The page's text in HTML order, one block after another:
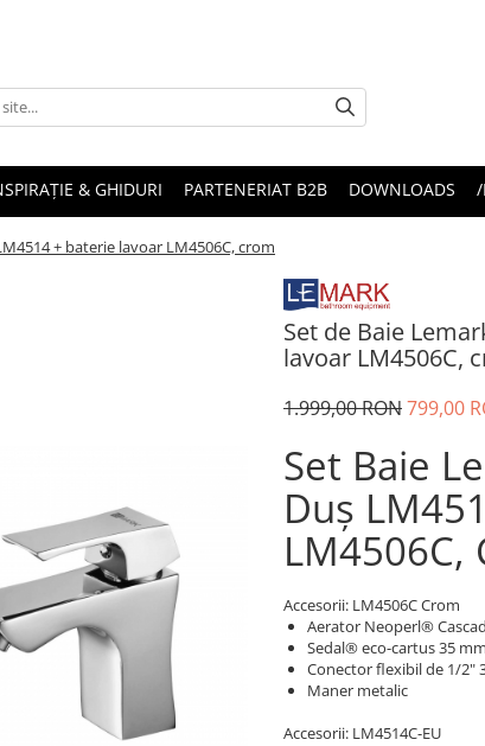
& GHIDURI PARTENERIAT B2B DOWNLOADS /
+ baterie lavoar LM4506C, crom
Set de Baie
lavoar LM4506C,
1.999,00 RON799,00
Set Baie
Duș
LM4506C,
Accesorii: LM4506C Crom
Aerator Neoperl®
Sedal® eco-cartus 35 mm
Conector flexibil de 1/2"
Maner metalic
Accesorii: LM4514C-EU